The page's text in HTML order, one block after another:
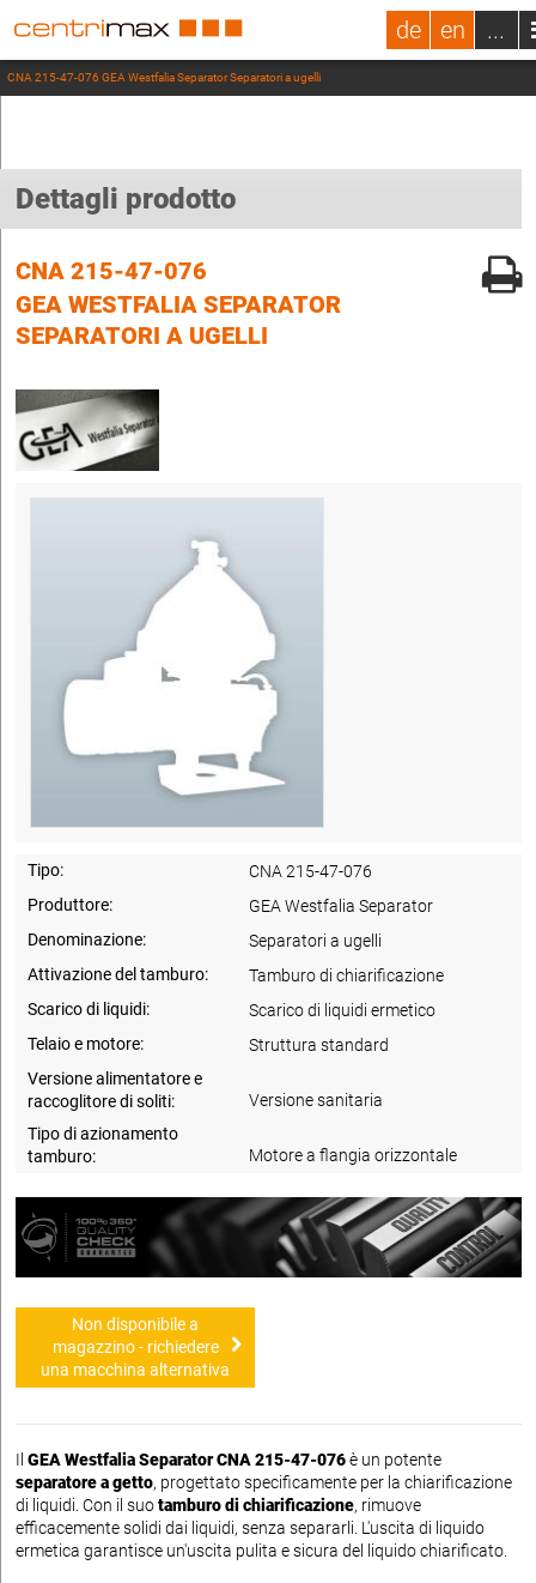
de en ...
CNA 215-47-076 GEA Westfalia Separator Separatori a ugelli
Dettagli prodotto
CNA 215-47-076
GEA WESTFALIA SEPARATOR
SEPARATORI A UGELLI
Tipo:
CNA 215-47-076
Produttore:
GEA Westfalia Separator
Denominazione:
Separatori a ugelli
Attivazione del tamburo:
Tamburo di chiarificazione
Scarico di liquidi:
Scarico di liquidi ermetico
Telaio e motore:
Struttura standard
Versione alimentatore e
raccoglitore di soliti:
Versione sanitaria
Tipo di azionamento
tamburo:
Motore a flangia orizzontale
Non disponibile a
magazzino - richiedere
una macchina alternativa
Il GEA Westfalia Separator CNA 215-47-076è un potente
separatore a getto, progettato specificamente per la chiarificazione
di liquidi. Con il suotamburo di chiarificazione, rimuove
efficacemente solidi dai liquidi, senza separarli. L'uscita di liquido
ermetica garantisce un'uscita pulita e sicura del liquido chiarificato.